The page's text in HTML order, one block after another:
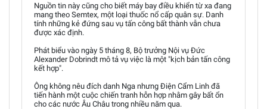
Nguồn tin này cũng cho biết máy bay điều khiển từ xa đang
mang theo Semtex, một loại thuốc nổ cấp quân sự. Danh
tính những kẻ đứng sau vụ tấn công bất thành vẫn chưa
được xác định.
Phát biểu vào ngày 5 tháng 8, Bộ trưởng Nội vụ Đức
Alexander Dobrindt mô tả vụ việc là một "kịch bản tấn công
kết hợp".
Ông không nêu đích danh Nga nhưng Điện Cẩm Linh đã
tiến hành một cuộc chiến tranh hỗn hợp nhằm gây bất ổn
cho các nước Âu Châu trong nhiều năm qua.